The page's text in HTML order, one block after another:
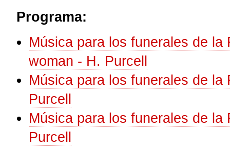
Programa:
Música para los funerales de
woman - H. Purcell
Música para los funerales de
Purcell
Música para los funerales de
Purcell